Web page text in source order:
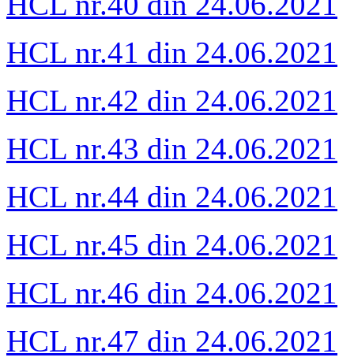
HCL nr.41 din 24.06.2021
HCL nr.42 din 24.06.2021
HCL nr.43 din 24.06.2021
HCL nr.44 din 24.06.2021
HCL nr.45 din 24.06.2021
HCL nr.46 din 24.06.2021
HCL nr.47 din 24.06.2021